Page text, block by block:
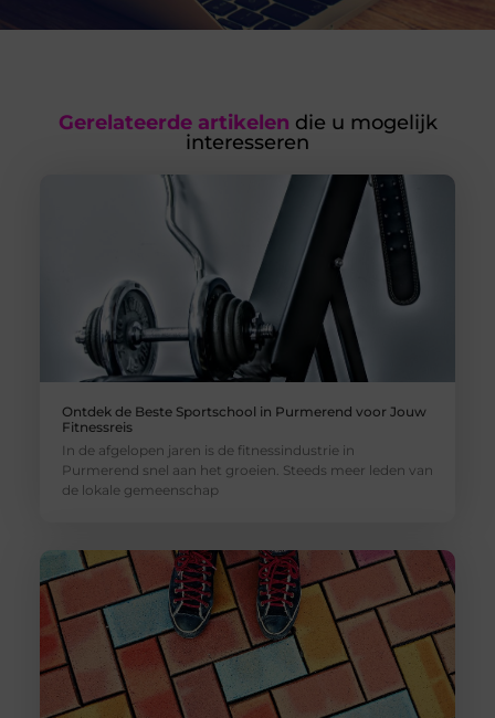
Gerelateerde artikelen die u mogelijk
interesseren
Ontdek de Beste Sportschool in Purmerend voor Jouw
Fitnessreis
In de afgelopen jaren is de fitnessindustrie in
Purmerend snel aan het groeien. Steeds meer leden van
de lokale gemeenschap